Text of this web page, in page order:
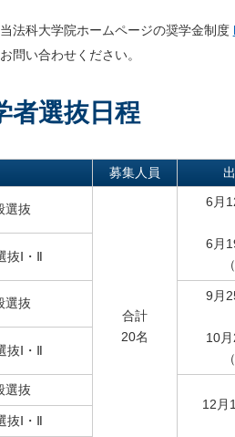
法科大学院ホームページの奨学金制度
問い合わせください。
者選抜日程
募集人員
選抜
合計
20名
6月
6月
抜Ⅰ・Ⅱ
選抜
9月
10月
抜Ⅰ・Ⅱ
選抜
12月
抜Ⅰ・Ⅱ